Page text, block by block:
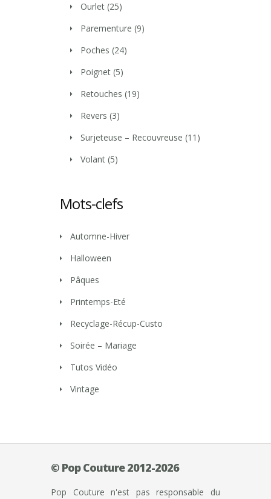
Ourlet (25)
Parementure (9)
Poches (24)
Poignet (5)
Retouches (19)
Revers (3)
Surjeteuse – Recouvreuse (11)
Volant (5)
Mots-clefs
Automne-Hiver
Halloween
Pâques
Printemps-Eté
Recyclage-Récup-Custo
Soirée – Mariage
Tutos Vidéo
Vintage
© Pop Couture 2012-2026
Pop Couture n'est pas responsable du